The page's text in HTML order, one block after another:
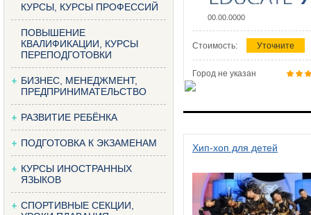
КУРСЫ, КУРСЫ ПРОФЕССИЙ
ПОВЫШЕНИЕ
КВАЛИФИКАЦИИ, КУРСЫ
ПЕРЕПОДГОТОВКИ
БИЗНЕС, МЕНЕДЖМЕНТ,
ПРЕДПРИНИМАТЕЛЬСТВО
РАЗВИТИЕ РЕБЁНКА
ПОДГОТОВКА К ЭКЗАМЕНАМ
КУРСЫ ИНОСТРАННЫХ
ЯЗЫКОВ
СПОРТИВНЫЕ СЕКЦИИ,
00.00.0000
Стоимость: Уточните
Город не указан
Хип-хоп для детей